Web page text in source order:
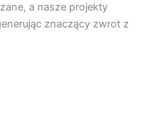
a nasze projekty
znaczący zwrot z